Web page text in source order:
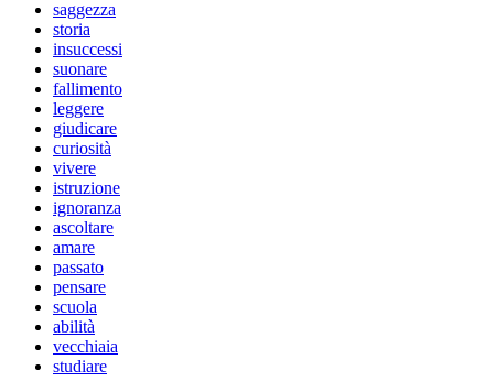
saggezza
storia
insuccessi
suonare
fallimento
leggere
giudicare
curiosità
vivere
istruzione
ignoranza
ascoltare
amare
passato
pensare
scuola
abilità
vecchiaia
studiare